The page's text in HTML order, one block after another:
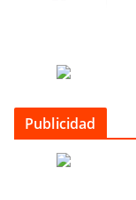
Publicidad